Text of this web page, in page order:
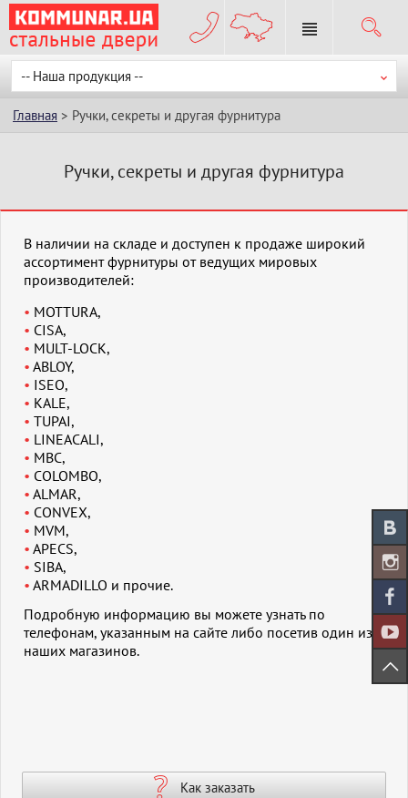
-- Наша продукция --
Главная > Ручки, секреты и другая фурнитура
Ручки, секреты и другая фурнитура
В наличии на складе и доступен к продаже широкий
ассортимент фурнитуры от ведущих мировых
производителей:
MOTTURA,
CISA,
MULT-LOCK,
ABLOY,
ISEO,
KALE,
TUPAI,
LINEACALI,
MBC,
COLOMBO,
ALMAR,
CONVEX,
MVM,
APECS,
SIBA,
ARMADILLO и прочие.
Подробную информацию вы можете узнать по
телефонам, указанным на сайте либо посетив один из
наших магазинов.
Как заказать